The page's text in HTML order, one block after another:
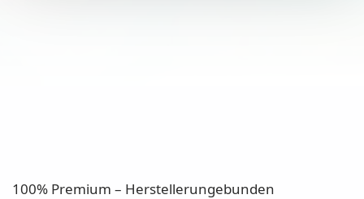
100% Premium – Herstellerungebunden